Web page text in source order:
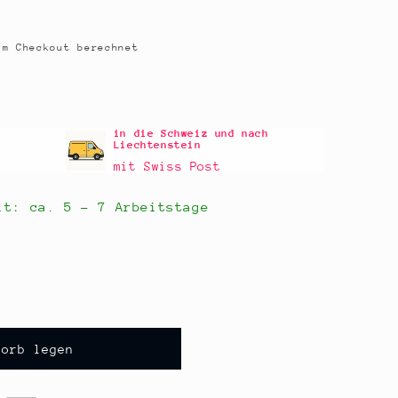
Checkout berechnet
in die Schweiz und nach
Liechtenstein
mit Swiss Post
ca. 5 - 7 Arbeitstage
legen